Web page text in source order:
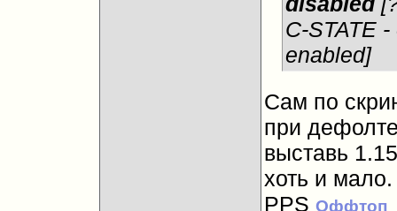
C-STATE
enabled]
Сам по
при
выставь
хоть и
PPS Оффтоп